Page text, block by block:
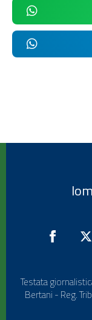
Testata
Bertani - Reg.